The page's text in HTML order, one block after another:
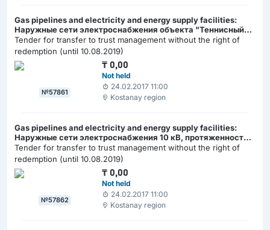
Gas pipelines and electricity and energy supply facilities:
Наружные сети электроснабжения объекта "Теннисный
центр", протяженностью 1176,4 м
Tender for transfer to trust management without the right of
redemption (until 10.08.2019)
№57861
₸0,00
Not held
24.02.2017 11:00
Kostanay region
Gas pipelines and electricity and energy supply facilities:
Наружные сети электроснабжения 10 кВ, протяженностью
988 м
Tender for transfer to trust management without the right of
redemption (until 10.08.2019)
№57862
₸0,00
Not held
24.02.2017 11:00
Kostanay region